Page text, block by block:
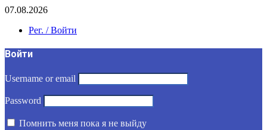
07.08.2026
Рег. / Войти
Войти
Username or email
Password
Помнить меня пока я не выйду